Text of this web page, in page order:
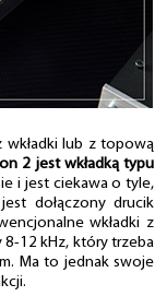
wkładki lub z topową
2 jest wkładką typu
i jest ciekawa o tyle,
dołączony drucik
wkładki z
8-12 kHz, który trzeba
Ma to jednak swoje